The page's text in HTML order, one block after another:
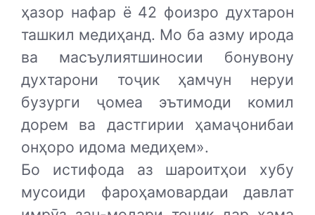
ҳазор нафар ё 42 фоизро духтарон
ташкил медиҳанд. Мо ба азму ирода
ва масъулиятшиносии бонувону
духтарони тоҷик ҳамчун неруи
бузурги ҷомеа эътимоди комил
дорем ва дастгирии ҳамаҷонибаи
онҳоро идома медиҳем».
Бо истифода аз шароитҳои хубу
мусоиди фароҳамовардаи давлат